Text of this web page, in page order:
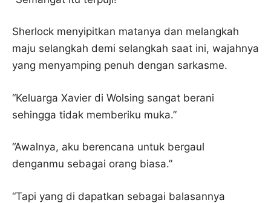
Sherlock menyipitkan matanya dan melangkah
maju selangkah demi selangkah saat ini, wajahnya
yang menyamping penuh dengan sarkasme.
“Keluarga Xavier di Wolsing sangat berani
sehingga tidak memberiku muka.”
“Awalnya, aku berencana untuk bergaul
denganmu sebagai orang biasa.”
“Tapi yang di dapatkan sebagai balasannya